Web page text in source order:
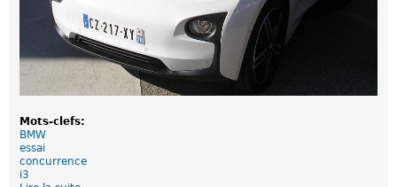
n
H
y
b
r
i
d
Mots-clefs:
BMW
essai
concurrence
i3